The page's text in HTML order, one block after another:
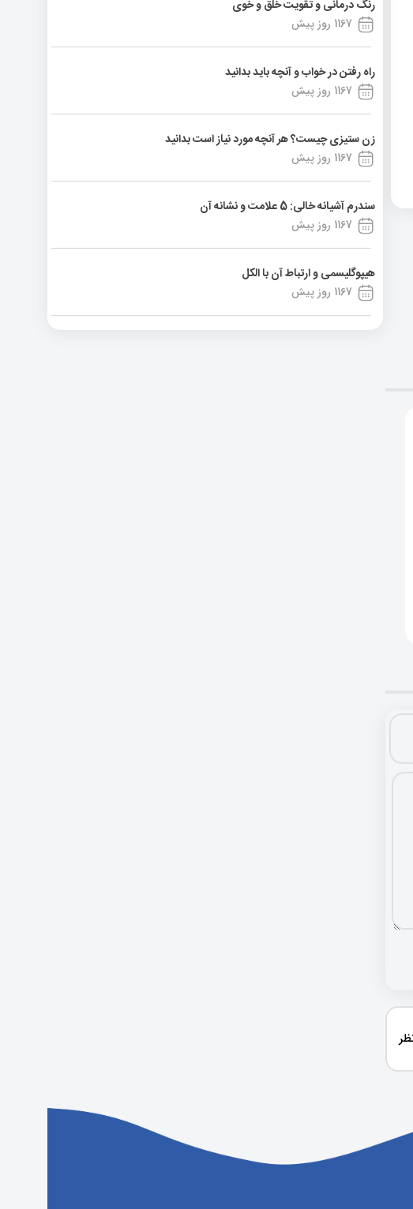
رنگ درمانی و تقویت خلق و خوی
1167 روز پیش
راه رفتن در خواب و آنچه باید بدانید
1167 روز پیش
زن ستیزی چیست؟ هر آنچه مورد نیاز است بدانید
1167 روز پیش
سندرم آشیانه خالی: 5 علامت و نشانه آن
1167 روز پیش
هیپوگلیسمی و ارتباط آن با الکل
1167 روز پیش